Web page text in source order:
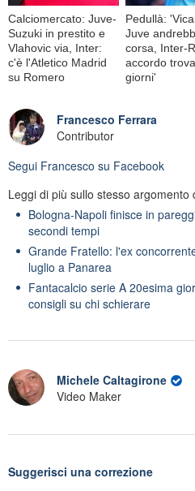
Calciomercato: Juve-
Suzuki in prestito e
Vlahovic via, Inter:
c'è l'Atletico Madrid
su Romero
Pedullà:
Juve
corsa, Inter-
accordo
giorni'
Francesco Ferrara
Contributor
Segui Francesco su Facebook
Leggi di più sullo stesso
Bologna-Napoli finisce in
secondi tempi
Grande Fratello: l'ex
luglio a Panarea
Fantacalcio serie A 20esima
consigli su chi schierare
Michele Caltagirone
Video Maker
Suggerisci una correzione